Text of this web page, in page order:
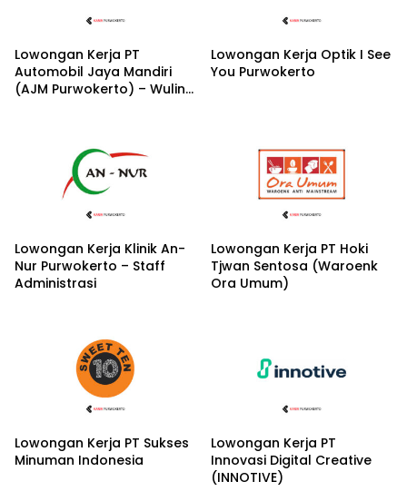
Lowongan Kerja PT
Automobil Jaya Mandiri
(AJM Purwokerto) – Wuling
Lowongan Kerja Optik I See
You Purwokerto
Lowongan Kerja Klinik An-
Nur Purwokerto – Staff
Administrasi
Lowongan Kerja PT Hoki
Tjwan Sentosa (Waroenk
Ora Umum)
Lowongan Kerja PT Sukses
Minuman Indonesia
Lowongan Kerja PT
Innovasi Digital Creative
(INNOTIVE)